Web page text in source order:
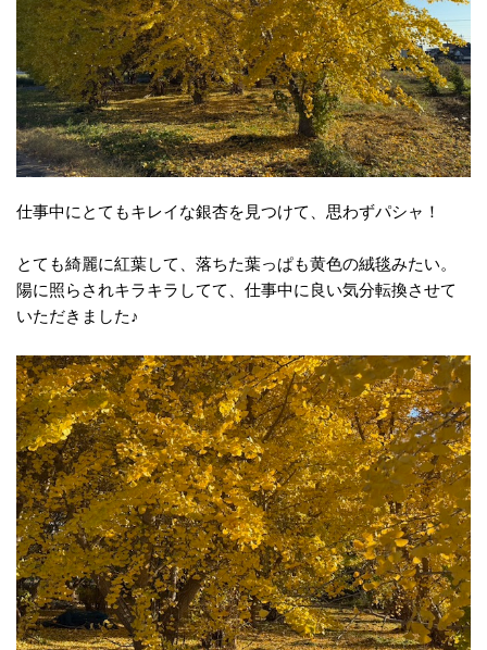
仕事中にとてもキレイな銀杏を見つけて、思わずパシャ！
とても綺麗に紅葉して、落ちた葉っぱも黄色の絨毯みたい。
陽に照らされキラキラしてて、仕事中に良い気分転換させて
いただきました♪